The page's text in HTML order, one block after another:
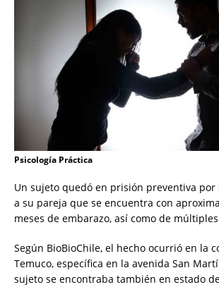
Psicología Práctica
Un sujeto quedó en prisión preventiva
a su pareja que se encuentra con
meses de embarazo, así como de
Según BioBioChile, el hecho ocurrió en la
Temuco, específica en la avenida San
sujeto se encontraba también en estado